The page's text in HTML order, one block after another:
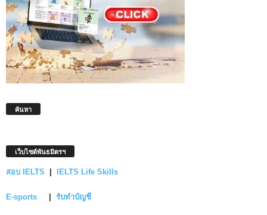
ค้นหา
เว็บไซต์พันธมิตรฯ
สอบ IELTS IELTS Life Skills
E-sports รับทำบัญชี